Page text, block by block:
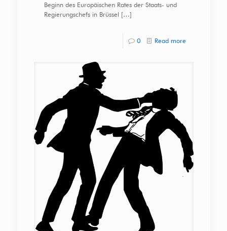
Beginn des Europäischen Rates der Staats- und
Regierungschefs in Brüssel […]
0 Read more